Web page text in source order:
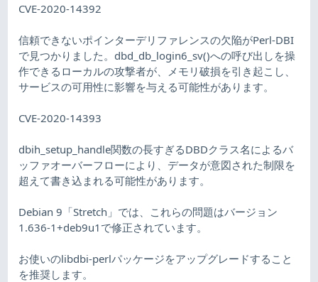
CVE-2020-14392
信頼できないポインターデリファレンスの欠陥がPerl-DBI
で見つかりました。dbd_db_login6_sv()への呼び出しを操
作できるローカルの攻撃者が、メモリ破損を引き起こし、
サービスの可用性に影響を与える可能性があります。
CVE-2020-14393
dbih_setup_handle関数の長すぎるDBDクラス名によるバ
ッファオーバーフローにより、データが意図された制限を
超えて書き込まれる可能性があります。
Debian 9「Stretch」では、これらの問題はバージョン
1.636-1+deb9u1で修正されています。
お使いのlibdbi-perlパッケージをアップグレードすること
を推奨します。